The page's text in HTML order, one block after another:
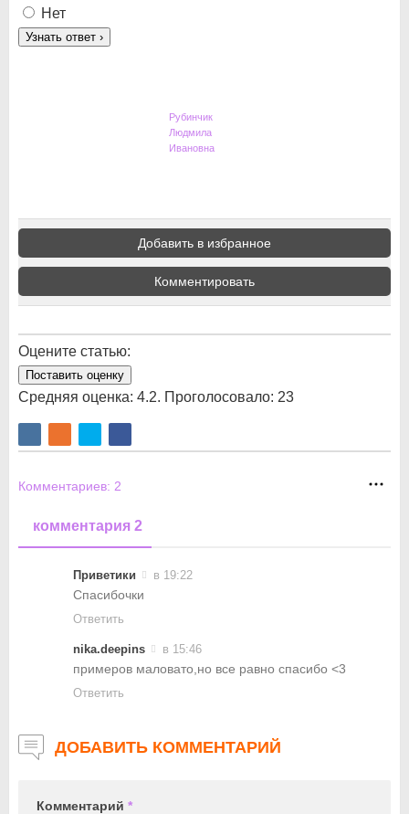
Нет
Узнать ответ ›
Рубинчик
Людмила
Ивановна
Добавить в избранное
Комментировать
Оцените статью:
Поставить оценку
Средняя оценка: 4.2. Проголосовало: 23
Комментариев: 2
комментария 2
Приветики в 19:22
Спасибочки
Ответить
nika.deepins в 15:46
примеров маловато,но все равно спасибо <3
Ответить
ДОБАВИТЬ КОММЕНТАРИЙ
Комментарий *